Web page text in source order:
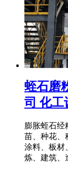
蛭石磨
司 化工
膨胀蛭石经
苗、种花、
涂料、板材
炼、建筑、